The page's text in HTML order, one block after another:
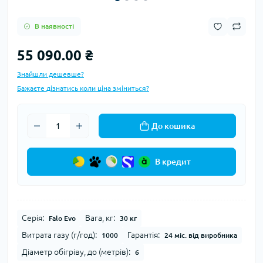
В наявності
55 090.00 ₴
Знайшли дешевше?
Бажаєте дізнатись коли ціна зміниться?
До кошика
В кредит
Серія: Falo Evo Вага, кг: 30 кг
Витрата газу (г/год): 1000 Гарантія: 24 міс. від виробника
Діаметр обігріву, до (метрів): 6